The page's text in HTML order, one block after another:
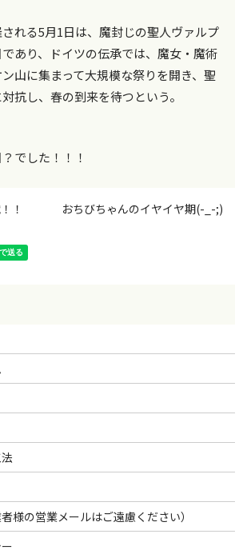
される5月1日は、魔封じの聖人ヴァルプ
あり、ドイツの伝承では、魔女・魔術
山に集まって大規模な祭りを開き、聖
抗し、春の到来を待つという。
でした！！！
！ おちびちゃんのイヤイヤ期(-_-;)
様の営業メールはご遠慮ください）